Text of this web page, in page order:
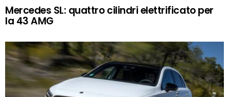
Mercedes SL: quattro cilindri elettrificato per
la 43 AMG